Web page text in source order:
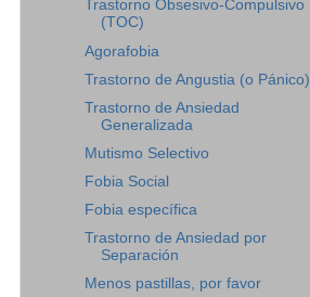
Trastorno Obsesivo-Compulsivo
(TOC)
Agorafobia
Trastorno de Angustia (o Pánico)
Trastorno de Ansiedad
Generalizada
Mutismo Selectivo
Fobia Social
Fobia específica
Trastorno de Ansiedad por
Separación
Menos pastillas, por favor